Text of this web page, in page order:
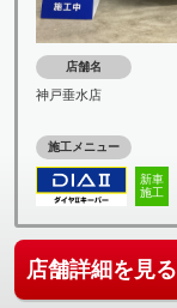
店舗名
神戸垂水店
施工メニュー
新車
施工
店舗詳細を見る